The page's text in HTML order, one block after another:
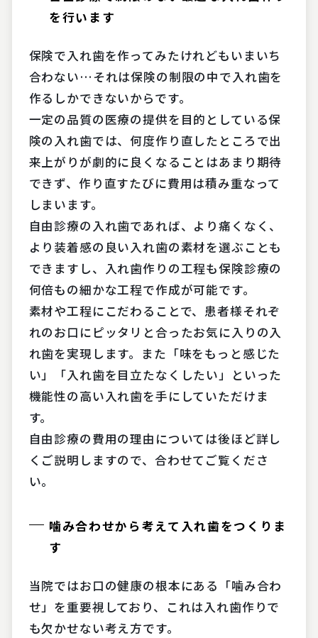
を行います
保険で入れ歯を作ってみたけれどもいまいち
合わない…それは保険の制限の中で入れ歯を
作るしかできないからです。
一定の品質の医療の提供を目的としている保
険の入れ歯では、何度作り直したところで出
来上がりが劇的に良くなることはあまり期待
できず、作り直すたびに費用は積み重なって
しまいます。
自由診療の入れ歯であれば、より痛くなく、
より装着感の良い入れ歯の素材を選ぶことも
できますし、入れ歯作りの工程も保険診療の
何倍もの細かな工程で作成が可能です。
素材や工程にこだわることで、患者様それぞ
れのお口にピッタリと合ったお気に入りの入
れ歯を実現します。また「味をもっと感じた
い」「入れ歯を目立たなくしたい」といった
機能性の高い入れ歯を手にしていただけま
す。
自由診療の費用の理由については後ほど詳し
くご説明しますので、合わせてご覧くださ
い。
噛み合わせから考えて入れ歯をつくりま
す
当院ではお口の健康の根本にある「噛み合わ
せ」を重要視しており、これは入れ歯作りで
も欠かせない考え方です。